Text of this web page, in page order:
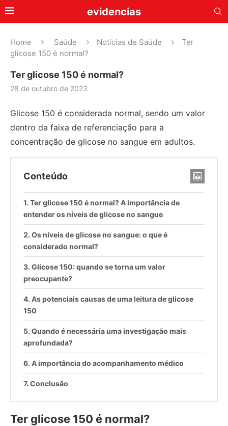
evidencias
Home Saúde Notícias de Saúde
Ter
glicose 150 é normal?
Ter glicose 150 é normal?
28 de outubro de 2023
Glicose 150 é considerada normal, sendo um valor
dentro da faixa de referenciação para a
concentração de glicose no sangue em adultos.
Conteúdo
Ter glicose 150 é normal? A importância de
entender os níveis de glicose no sangue
Os níveis de glicose no sangue: o que é
considerado normal?
Glicose 150: quando se torna um valor
preocupante?
As potenciais causas de uma leitura de glicose
150
Quando é necessária uma investigação mais
aprofundada?
A importância do acompanhamento médico
Conclusão
Ter glicose 150 é normal?